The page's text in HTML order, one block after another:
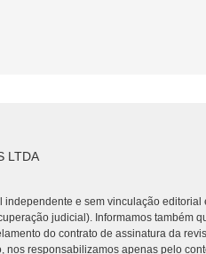
LTDA
independente e sem vinculação editorial
judicial). Informamos também
do contrato de assinatura da
nos responsabilizamos apenas pelo